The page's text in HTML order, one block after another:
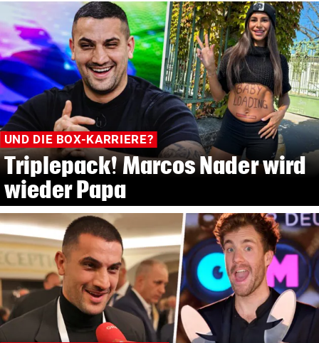
UND DIE BOX-KARRIERE?
Triplepack! Marcos Nader wird
wieder Papa